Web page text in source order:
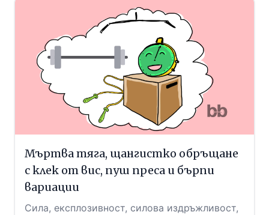
Мъртва тяга, щангистко обръщане
с клек от вис, пуш преса и бърпи
вариации
Сила, експлозивност, силова издръжливост,